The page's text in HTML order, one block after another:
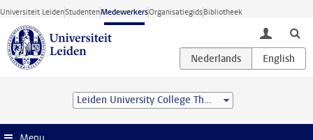
Ga direct naar de inhoud
Universiteit LeidenStudentenMedewerkersOrganisatiegidsBibliotheek
toggle
Leiden University College The Hague